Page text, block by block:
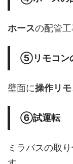
ホースの配管工
⑤リモコン
壁面に操作リ
⑥試運転
ミラバスの取